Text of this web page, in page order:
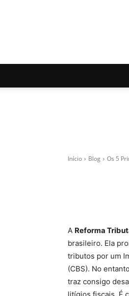
Início Blog Os 5
Html code
A Reforma
brasileiro. Ela
tributos por um
(CBS). No
traz consigo